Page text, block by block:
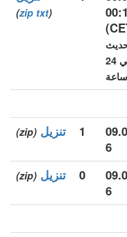
6
التالي في 24
ساعة
(
zip txt
)
6
1 تنزيل (zip)
6
0 تنزيل (zip)